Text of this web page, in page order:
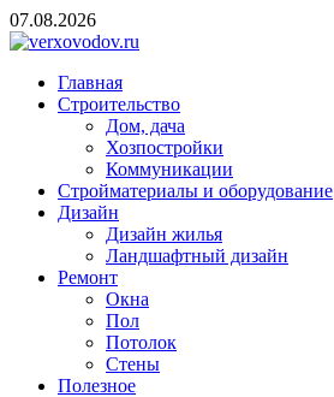
Skip
to
07.08.2026
verxovodov.ru
Ремонт и строительство
Главная
Строительство
Дом, дача
Хозпостройки
Коммуникации
Стройматериалы и оборудование
Дизайн
Дизайн жилья
Ландшафтный дизайн
Ремонт
Окна
Пол
Потолок
Стены
Полезное